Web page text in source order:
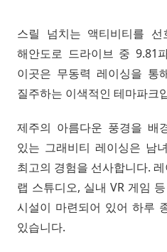
스릴 넘치는 액티비티를 선
해안도로 드라이브 중 9.81
이곳은 무동력 레이싱을 통
질주하는 이색적인 테마파크
제주의 아름다운 풍경을 배
있는 그래비티 레이싱은 남
최고의 경험을 선사합니다.
랩 스튜디오, 실내 VR 게임
시설이 마련되어 있어 하루
있습니다.